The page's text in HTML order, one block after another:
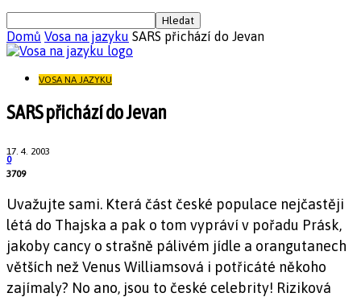
Domů Vosa na jazyku SARS přichází do Jevan
VOSA NA JAZYKU
SARS přichází do Jevan
17. 4. 2003
0
3709
Uvažujte sami. Která část české populace nejčastěji
létá do Thajska a pak o tom vypráví v pořadu Prásk,
jakoby cancy o strašně pálivém jídle a orangutanech
větších než Venus Williamsová i potřicáté někoho
zajímaly? No ano, jsou to české celebrity! Riziková